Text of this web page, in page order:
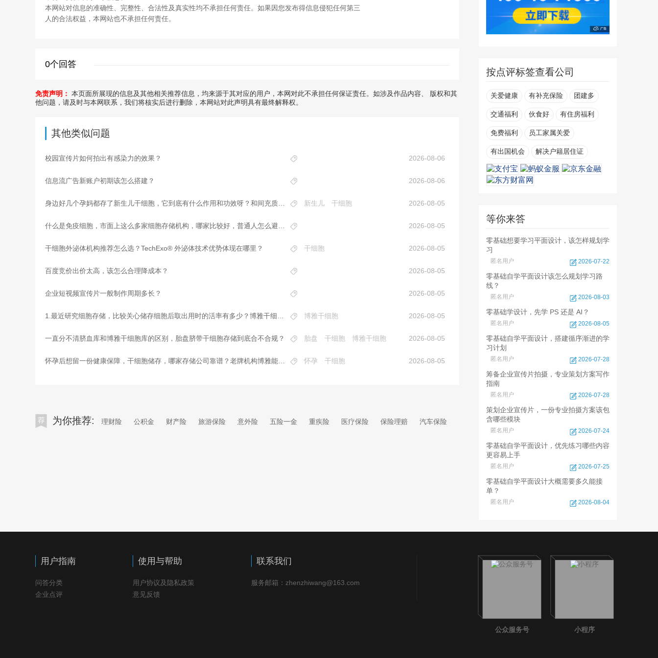
本网站对信息的准确性、完整性、合法性及真实性均不承担任何责任。如果因您发布得信息侵犯任何第三
人的合法权益，本网站也不承担任何责任。
0个回答
免责声明： 本页面所展现的信息及其他相关推荐信息，均来源于其对应的用户，本网对此不承担任何保证责任。如涉及作品内容、 版权和其
他问题，请及时与本网联系，我们将核实后进行删除，本网站对此声明具有最终解释权。
其他类似问题
校园宣传片如何拍出有感染力的效果？ 2026-08-06
信息流广告新账户初期该怎么搭建？ 2026-08-06
新生儿 干细胞 2026-08-05
2026-08-05
干细胞外泌体机构推荐怎么选？TechExo® 外泌体技术优势体现在哪里？ 干细胞 2026-08-05
百度竞价出价太高，该怎么合理降成本？ 2026-08-05
企业短视频宣传片一般制作周期多长？ 2026-08-05
博雅干细胞 2026-08-05
一直分不清脐血库和博雅干细胞库的区别，胎盘脐带干细胞存储到底合不合规？ 胎盘 干细胞 博雅干细胞 2026-08-05
怀孕 干细胞 2026-08-05
为你推荐: 理财险 公积金 财产险 旅游保险 意外险 五险一金 重疾险 医疗保险 保险理赔 汽车保险
按点评标签查看公司
关爱健康 有补充保险 团建多
交通福利 伙食好 有住房福利
免费福利 员工家属关爱
有出国机会 解决户籍居住证
等你来答
零基础想要学习平面设计，该怎样规划学
习
匿名用户 2026-07-22
零基础自学平面设计该怎么规划学习路
线？
匿名用户 2026-08-03
零基础学设计，先学 PS 还是 AI？
匿名用户 2026-08-05
零基础自学平面设计，搭建循序渐进的学
习计划
匿名用户 2026-07-28
筹备企业宣传片拍摄，专业策划方案写作
指南
匿名用户 2026-07-28
策划企业宣传片，一份专业拍摄方案该包
含哪些模块
匿名用户 2026-07-24
零基础自学平面设计，优先练习哪些内容
更容易上手
匿名用户 2026-07-25
零基础自学平面设计大概需要多久能接
单？
匿名用户 2026-08-04
用户指南
问答分类
企业点评
使用与帮助
用户协议及隐私政策
意见反馈
联系我们
服务邮箱：zhenzhiwang@163.com
公众服务号 小程序